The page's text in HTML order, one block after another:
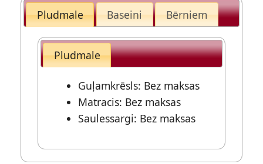
Pludmale Baseini Bērniem
Pludmale
Guļamkrēsls: Bez maksas
Matracis: Bez maksas
Saulessargi: Bez maksas